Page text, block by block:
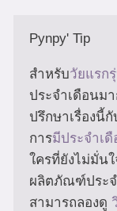
Pynpy' Tip
สำหรับวัยแรก
ประจำเดือนม
ปรึกษาเรื่องนี้
การมีประจำเ
ใครที่ยังไม่มั่นใ
ผลิตภัณฑ์ประจ
สามารถลองดู